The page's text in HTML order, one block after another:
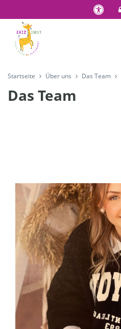
Startseite Über uns Das Team
Das Team